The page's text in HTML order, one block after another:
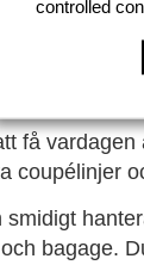
få
coupélinjer
bagage.
controlled